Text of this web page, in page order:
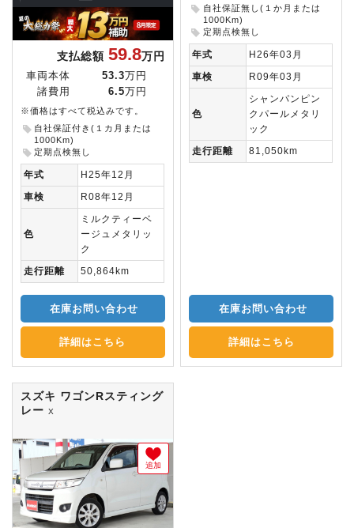
支払総額 59.8万円
車両本体 53.3 万円
諸費用
6.5 万円
※価格はすべて税込みです。
自社保証付き(１カ月または
1000Km)
定期点検無し
年式
H25年12月
車検
R08年12月
色
ミルクティーベ
ージュメタリッ
ク
走行距離
50,864km
在庫お問い合わせ
詳細はこちら
自社保証無し(１か月または
1000Km)
定期点検無し
年式
H26年03月
車検
R09年03月
色
シャンパンピン
クパールメタリ
ック
走行距離
81,050km
在庫お問い合わせ
詳細はこちら
スズキ ワゴンRスティング
レー X
追加